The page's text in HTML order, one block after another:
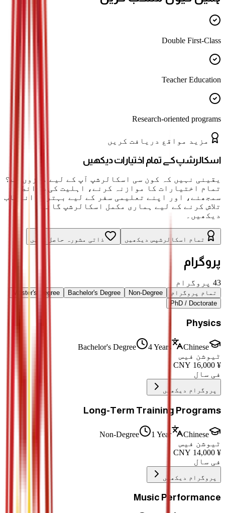
Double First-Class
Teacher Education
Research-oriented programs
مزید مواقع دریافت کریں
اسکالرشپ کے تمام اختیارات دیکھیں
یقینی نہیں کہ کون سی اسکالرشپ آپ کے لیے موزوں ہے؟
تمام اختیارات کا موازنہ کرنے، اہلیت کی شرائط
سمجھنے، اور اپنے تعلیمی سفر کے لیے بہترین انتخاب
تلاش کرنے کے لیے ہماری مکمل اسکالرشپ گائیڈ
دیکھیں۔
تمام اسکالرشپس دیکھیں ذاتی مشورہ حاصل کریں
پروگرام
43 پروگرام
تمام پروگرام Non-Degree
Bachelor's Degree
Master's Degree
PhD / Doctorate
Physics
Bachelor's Degree 4 Years
Chinese
ٹیوشن فیس
¥
16,000
فی سال
پروگرام دیکھیں
Long-Term Training Programs
Non-Degree 1 Year
Chinese
ٹیوشن فیس
¥
14,000
فی سال
پروگرام دیکھیں
Music Performance